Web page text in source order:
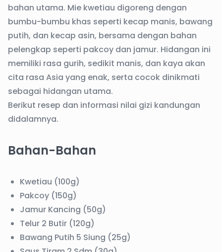
bahan utama. Mie kwetiau digoreng dengan
bumbu-bumbu khas seperti kecap manis, bawang
putih, dan kecap asin, bersama dengan bahan
pelengkap seperti pakcoy dan jamur. Hidangan ini
memiliki rasa gurih, sedikit manis, dan kaya akan
cita rasa Asia yang enak, serta cocok dinikmati
sebagai hidangan utama.
Berikut resep dan informasi nilai gizi kandungan
didalamnya.
Bahan-Bahan
Kwetiau (100g)
Pakcoy (150g)
Jamur Kancing (50g)
Telur 2 Butir (120g)
Bawang Putih 5 Siung (25g)